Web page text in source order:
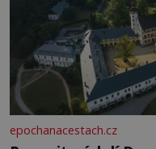
epochanacestach.cz